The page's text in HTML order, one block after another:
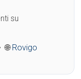
su
🌐 Rovigo